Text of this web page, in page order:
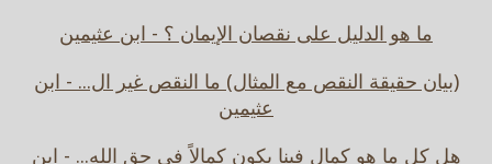
ما هو الدليل على نقصان الإيمان ؟ - ابن عثيمين
(بيان حقيقة النقص مع المثال) ما النقص غير ال... - ابن
عثيمين
هل كل ما هو كمال فينا يكون كمالاً في حق الله... - ابن